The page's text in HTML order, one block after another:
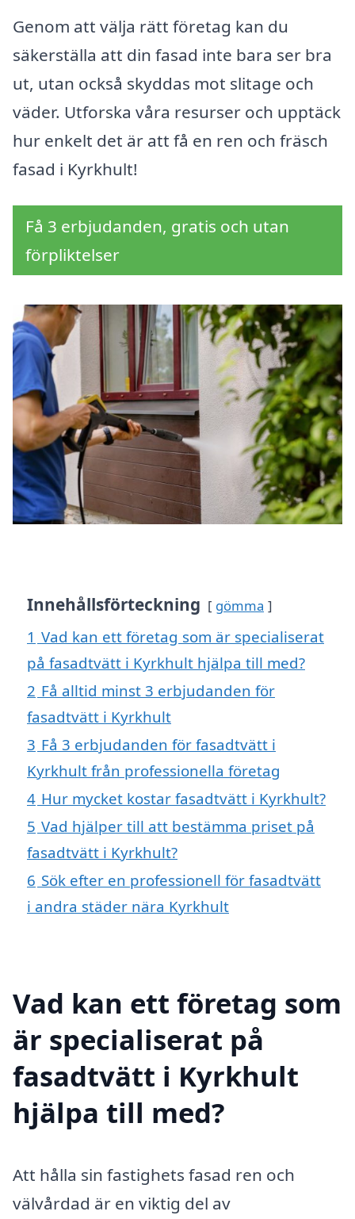
Genom att välja rätt företag kan du
säkerställa att din fasad inte bara ser bra
ut, utan också skyddas mot slitage och
väder. Utforska våra resurser och upptäck
hur enkelt det är att få en ren och fräsch
fasad i Kyrkhult!
Få 3 erbjudanden, gratis och utan
förpliktelser
Innehållsförteckning gömma
1 Vad kan ett företag som är specialiserat
på fasadtvätt i Kyrkhult hjälpa till med?
2 Få alltid minst 3 erbjudanden för
fasadtvätt i Kyrkhult
3 Få 3 erbjudanden för fasadtvätt i
Kyrkhult från professionella företag
4 Hur mycket kostar fasadtvätt i Kyrkhult?
5 Vad hjälper till att bestämma priset på
fasadtvätt i Kyrkhult?
6 Sök efter en professionell för fasadtvätt
i andra städer nära Kyrkhult
Vad kan ett företag som
är specialiserat på
fasadtvätt i Kyrkhult
hjälpa till med?
Att hålla sin fastighets fasad ren och
välvårdad är en viktig del av